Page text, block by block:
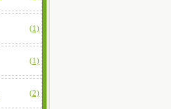
(1)
(1)
(2)